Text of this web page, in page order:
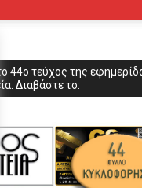
44ο τεύχος της
Διαβάστε το: